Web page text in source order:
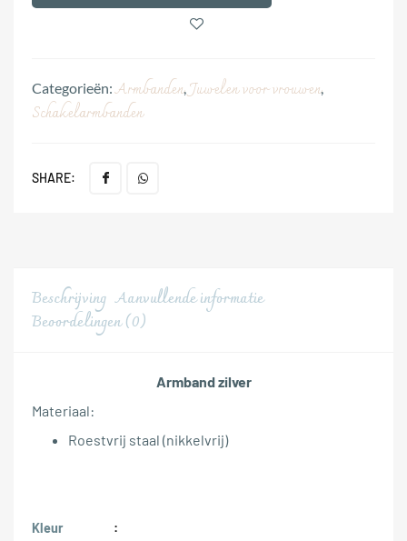
Categorieën: Armbanden, Juwelen voor vrouwen,
Schakelarmbanden
SHARE:
Beschrijving Aanvullende informatie
Beoordelingen (0)
Armband zilver
Materiaal:
Roestvrij staal (nikkelvrij)
Kleur